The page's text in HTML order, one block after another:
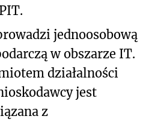
jednoosobową
w obszarze IT.
działalności
jest
z